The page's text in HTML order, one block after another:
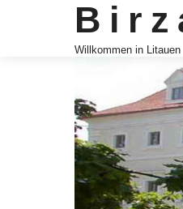
Willkommen in Litauen